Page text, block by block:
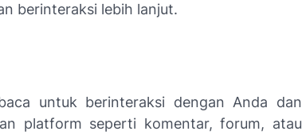
berinteraksi lebih lanjut.
untuk berinteraksi dengan Anda dan
platform seperti komentar, forum, atau